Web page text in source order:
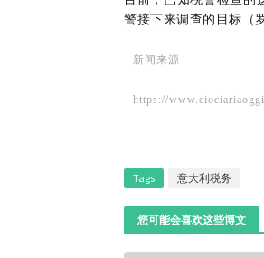
警接下来调查的目标（
新闻来源
https://
Tags 意大利税务
您可能会喜欢这些博文